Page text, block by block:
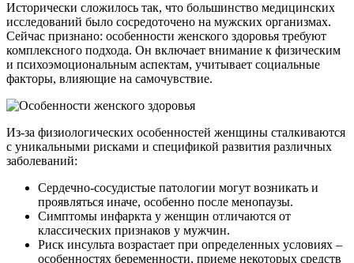
Исторически сложилось так, что большинство медицинских
исследований было сосредоточено на мужских организмах.
Сейчас признано: особенности женского здоровья требуют
комплексного подхода. Он включает внимание к физическим
и психоэмоциональным аспектам, учитывает социальные
факторы, влияющие на самочувствие.
Из-за физиологических особенностей женщины сталкиваются
с уникальными рисками и спецификой развития различных
заболеваний:
Сердечно-сосудистые патологии могут возникать и
проявляться иначе, особенно после менопаузы.
Симптомы инфаркта у женщин отличаются от
классических признаков у мужчин.
Риск инсульта возрастает при определенных условиях –
особенностях беременности, приеме некоторых средств